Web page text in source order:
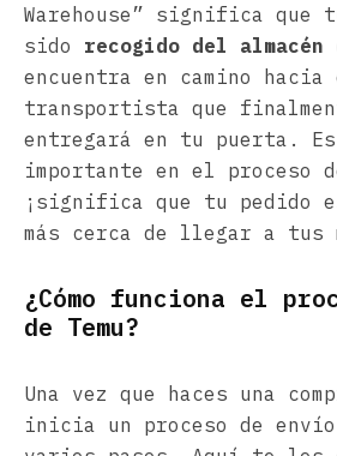
Warehouse” significa que
sido recogido del almacén
encuentra en camino hacia
transportista que
entregará en tu puerta. Es
importante en el proceso
¡significa que tu pedido
más cerca de llegar a tus
¿Cómo funciona el
de Temu?
Una vez que haces una
inicia un proceso de